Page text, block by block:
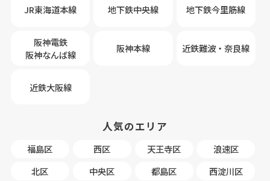
JR東海道本線 地下鉄中央線 地下鉄今里筋線
阪神電鉄
阪神なんば線
阪神本線 近鉄難波・奈良線
近鉄大阪線
人気のエリア
福島区 西区 天王寺区
浪速区
北区
中央区 都島区
西淀川区